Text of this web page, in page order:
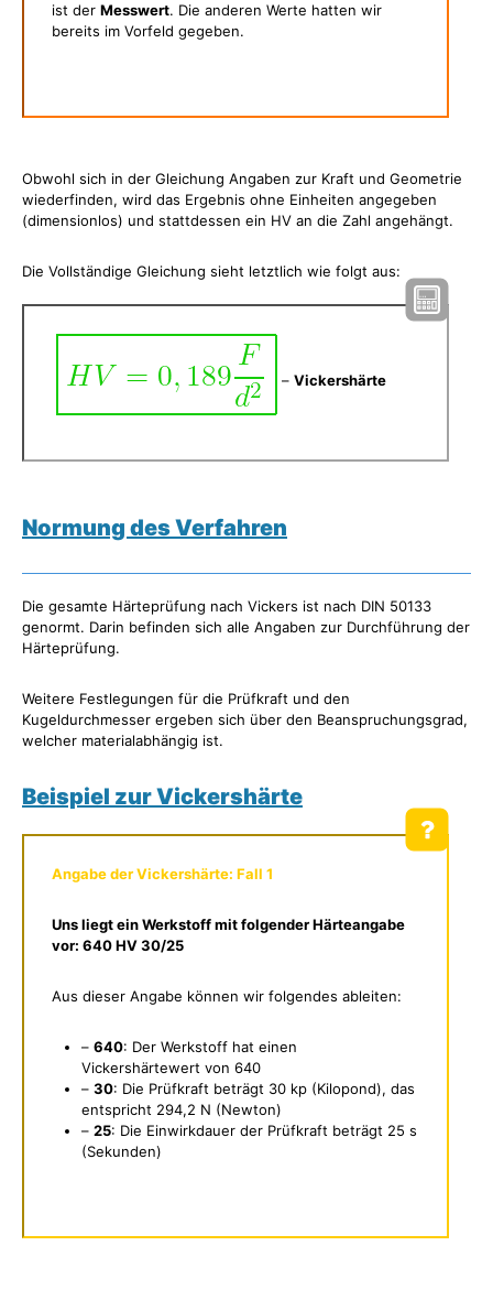
ist der Messwert. Die anderen Werte hatten wir
bereits im Vorfeld gegeben.
Obwohl sich in der Gleichung Angaben zur Kraft und Geometrie
wiederfinden, wird das Ergebnis ohne Einheiten angegeben
(dimensionlos) und stattdessen ein HV an die Zahl angehängt.
Die Vollständige Gleichung sieht letztlich wie folgt aus:
– Vickershärte
Normung des Verfahren
Die gesamte Härteprüfung nach Vickers ist nach DIN 50133
genormt. Darin befinden sich alle Angaben zur Durchführung der
Härteprüfung.
Weitere Festlegungen für die Prüfkraft und den
Kugeldurchmesser ergeben sich über den Beanspruchungsgrad,
welcher materialabhängig ist.
Beispiel zur Vickershärte
Angabe der Vickershärte: Fall 1
Uns liegt ein Werkstoff mit folgender Härteangabe
vor: 640 HV 30/25
Aus dieser Angabe können wir folgendes ableiten:
– 640: Der Werkstoff hat einen
Vickershärtewert von 640
– 30: Die Prüfkraft beträgt 30 kp (Kilopond), das
entspricht 294,2 N (Newton)
– 25: Die Einwirkdauer der Prüfkraft beträgt 25 s
(Sekunden)